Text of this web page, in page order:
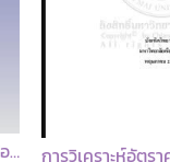
การเปรียบเทียบการประมาณข้อมูลสูญหายในการถดถอยเชิงเส้นอย่างง่าย ระหว่างวิธีการของซิงห์และวิธีอื่น